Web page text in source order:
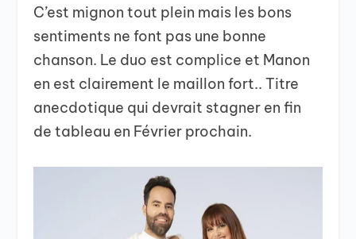
C’est mignon tout plein mais les bons
sentiments ne font pas une bonne
chanson. Le duo est complice et Manon
en est clairement le maillon fort.. Titre
anecdotique qui devrait stagner en fin
de tableau en Février prochain.